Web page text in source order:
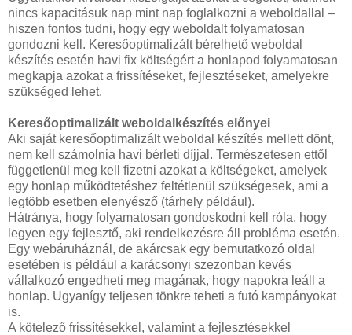
nincs kapacitásuk nap mint nap foglalkozni a weboldallal –
hiszen fontos tudni, hogy egy weboldalt folyamatosan
gondozni kell. Keresőoptimalizált bérelhető weboldal
készítés esetén havi fix költségért a honlapod folyamatosan
megkapja azokat a frissítéseket, fejlesztéseket, amelyekre
szükséged lehet.
Keresőoptimalizált weboldalkészítés előnyei
Aki saját keresőoptimalizált weboldal készítés mellett dönt,
nem kell számolnia havi bérleti díjjal. Természetesen ettől
függetlenül meg kell fizetni azokat a költségeket, amelyek
egy honlap működtetéshez feltétlenül szükségesek, ami a
legtöbb esetben elenyésző (tárhely például).
Hátránya, hogy folyamatosan gondoskodni kell róla, hogy
legyen egy fejlesztő, aki rendelkezésre áll probléma esetén.
Egy webáruháznál, de akárcsak egy bemutatkozó oldal
esetében is például a karácsonyi szezonban kevés
vállalkozó engedheti meg magának, hogy napokra leáll a
honlap. Ugyanígy teljesen tönkre teheti a futó kampányokat
is.
A kötelező frissítésekkel, valamint a fejlesztésekkel